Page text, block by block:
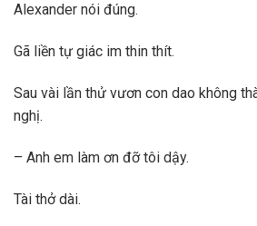
Alexander nói đúng.
Gã liền tự giác im thin thít.
Sau vài lần thử vươn con dao không
nghị.
– Anh em làm ơn đỡ tôi dậy.
Tài thở dài.